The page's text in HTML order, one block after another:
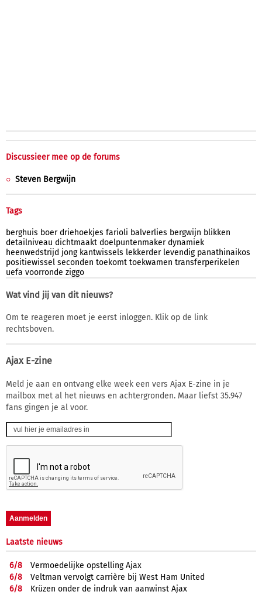
Discussieer mee op de forums
Steven Bergwijn
Tags
berghuis boer driehoekjes farioli balverlies bergwijn blikken
detailniveau dichtmaakt doelpuntenmaker dynamiek
heenwedstrijd jong kantwissels lekkerder levendig panathinaikos
positiewissel seconden toekomt toekwamen transferperikelen
uefa voorronde ziggo
Wat vind jij van dit nieuws?
Om te reageren moet je eerst inloggen. Klik op de link
rechtsboven.
Ajax E-zine
Meld je aan en ontvang elke week een vers Ajax E-zine in je
mailbox met al het nieuws en achtergronden. Maar liefst 35.947
fans gingen je al voor.
Laatste nieuws
6/8
Vermoedelijke opstelling Ajax
6/8
Veltman vervolgt carrière bij West Ham United
6/8
Krüzen onder de indruk van aanwinst Ajax